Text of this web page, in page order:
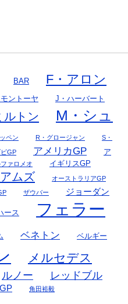
BAR
F・アロン
ントーヤ J・ハーバート
ルトン
M・シュ
ペン R・グロージャン S・
GP アメリカGP
ア
ァロメオ イギリスGP
ムズ オーストラリアGP
ザウバー ジョーダン
ース
フェラー
ベネトン ベルギー
メルセデス
ルノー レッドブル
角田裕毅